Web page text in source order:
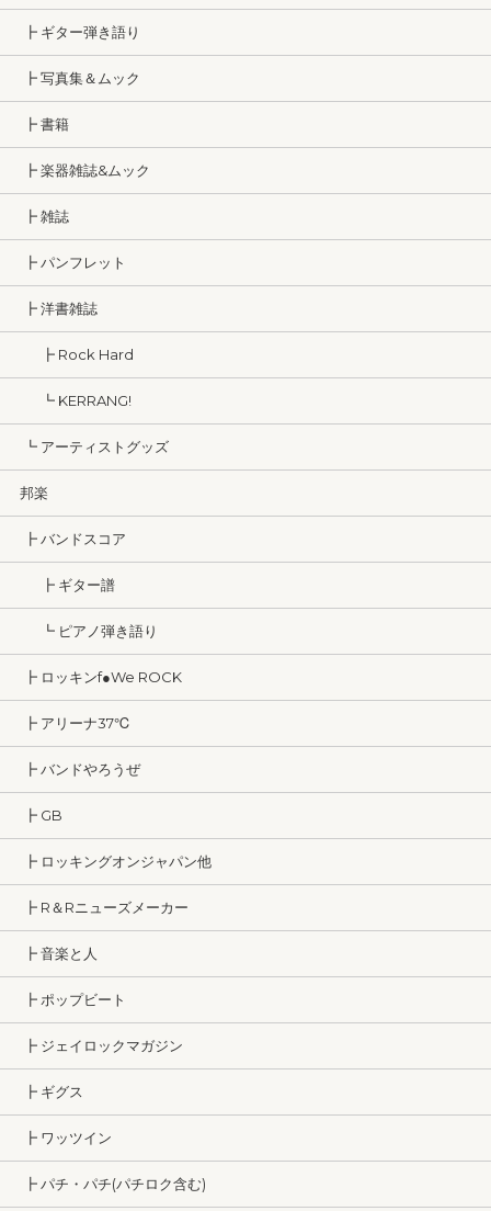
┣ ギター弾き語り
┣ 写真集＆ムック
┣ 書籍
┣ 楽器雑誌&ムック
┣ 雑誌
┣ パンフレット
┣ 洋書雑誌
┣ Rock Hard
┗ KERRANG!
┗ アーティストグッズ
邦楽
┣ バンドスコア
┣ ギター譜
┗ ピアノ弾き語り
┣ ロッキンf●We ROCK
┣ アリーナ37℃
┣ バンドやろうぜ
┣ GB
┣ ロッキングオンジャパン他
┣ R＆Rニューズメーカー
┣ 音楽と人
┣ ポップビート
┣ ジェイロックマガジン
┣ ギグス
┣ ワッツイン
┣ パチ・パチ(パチロク含む)